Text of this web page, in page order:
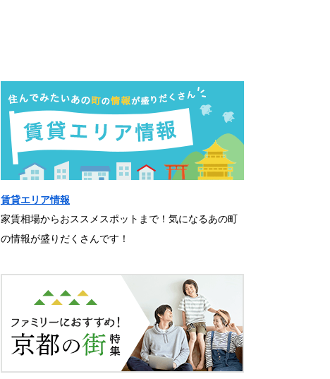
賃貸エリア情報
家賃相場からおススメスポットまで！気になるあの町
の情報が盛りだくさんです！